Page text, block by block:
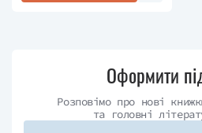
Оформити
Розповімо про нові
та головні